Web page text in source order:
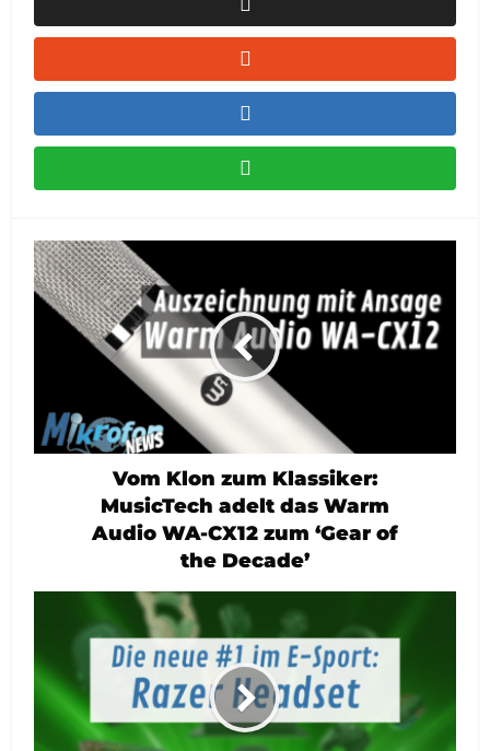
Vom Klon zum Klassiker:
MusicTech adelt das Warm
Audio WA-CX12 zum ‘Gear of
the Decade’